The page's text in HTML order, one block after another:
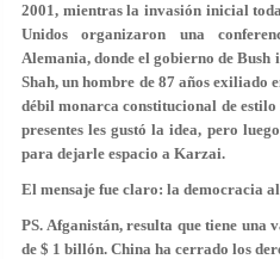
2001, mientras la invasión inicial
Unidos organizaron una
Alemania, donde el gobierno de
Shah, un hombre de 87 años exiliado
débil monarca constitucional de
presentes les gustó la idea, pero
para dejarle espacio a Karzai.
El mensaje fue claro: la democracia
PS. Afganistán, resulta que tiene una
de $ 1 billón. China ha cerrado los